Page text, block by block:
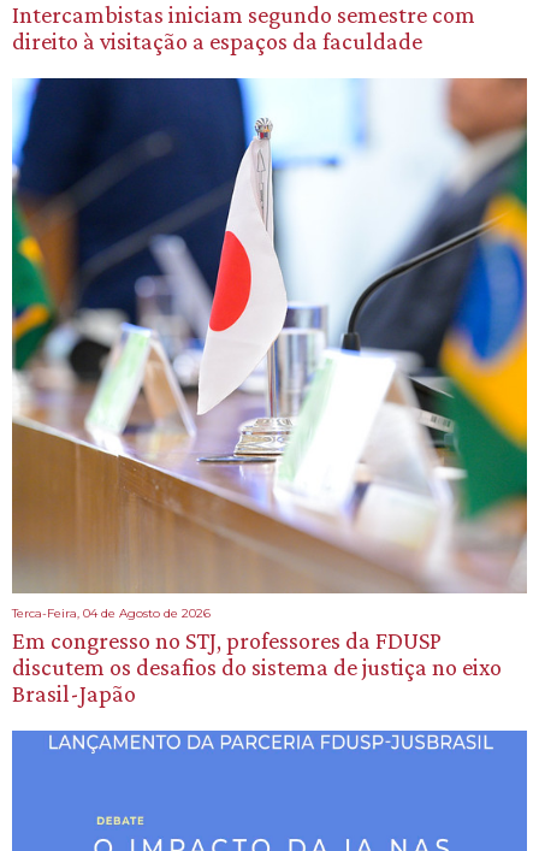
Intercambistas iniciam segundo semestre com
direito à visitação a espaços da faculdade
Terca-Feira, 04 de Agosto de 2026
Em congresso no STJ, professores da FDUSP
discutem os desafios do sistema de justiça no eixo
Brasil-Japão